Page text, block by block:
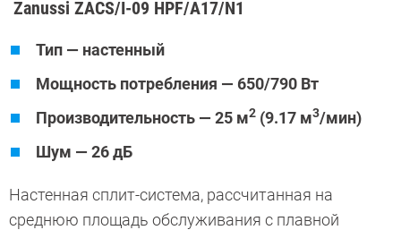
Zanussi ZACS/I-09 HPF/A17/N1
Тип — настенный
Мощность потребления — 650/790 Вт
Производительность — 25 м2 (9.17 м3/мин)
Шум — 26 дБ
Настенная сплит-система, рассчитанная на
среднюю площадь обслуживания с плавной